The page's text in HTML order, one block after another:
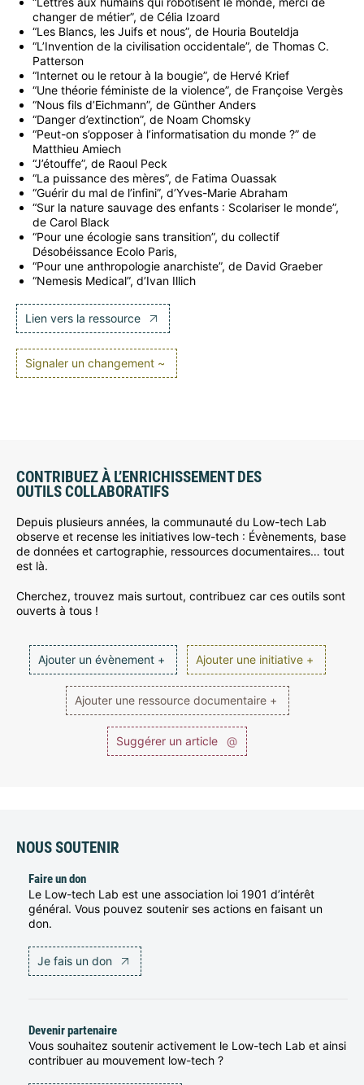
changer de métier”, de Célia Izoard
“Les Blancs, les Juifs et nous”, de Houria Bouteldja
“L’Invention de la civilisation occidentale”, de Thomas C.
Patterson
“Internet ou le retour à la bougie”, de Hervé Krief
“Une théorie féministe de la violence”, de Françoise Vergès
“Nous fils d’Eichmann”, de Günther Anders
“Danger d’extinction”, de Noam Chomsky
“Peut-on s’opposer à l’informatisation du monde ?” de
Matthieu Amiech
“J’étouffe”, de Raoul Peck
“La puissance des mères”, de Fatima Ouassak
“Guérir du mal de l’infini”, d’Yves-Marie Abraham
“Sur la nature sauvage des enfants : Scolariser le monde”,
de Carol Black
“Pour une écologie sans transition”, du collectif
Désobéissance Ecolo Paris,
“Pour une anthropologie anarchiste”, de David Graeber
“Nemesis Medical”, d’Ivan Illich
Lien vers la ressource
Signaler un changement ~
CONTRIBUEZ À L’ENRICHISSEMENT DES
OUTILS COLLABORATIFS
Depuis plusieurs années, la communauté du Low-tech Lab
observe et recense les initiatives low-tech : Évènements, base
de données et cartographie, ressources documentaires… tout
est là.
Cherchez, trouvez mais surtout, contribuez car ces outils sont
ouverts à tous !
Ajouter un évènement + Ajouter une initiative +
Ajouter une ressource documentaire +
Suggérer un article @
NOUS SOUTENIR
Faire un don
Le Low-tech Lab est une association loi 1901 d’intérêt
général. Vous pouvez soutenir ses actions en faisant un
don.
Je fais un don
Devenir partenaire
Vous souhaitez soutenir activement le Low-tech Lab et ainsi
contribuer au mouvement low-tech ?